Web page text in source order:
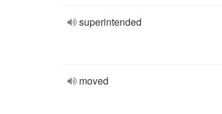
superintended
moved